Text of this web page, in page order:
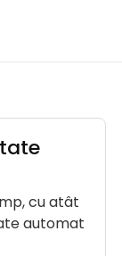
cu atât
automat